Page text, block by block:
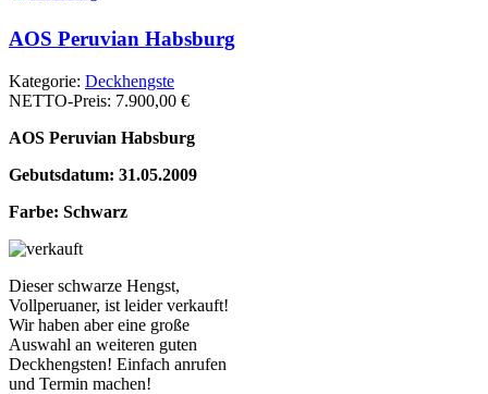
AOS Peruvian Habsburg
Kategorie: Deckhengste
NETTO-Preis: 7.900,00 €
AOS Peruvian Habsburg
Gebutsdatum: 31.05.2009
Farbe: Schwarz
Dieser schwarze Hengst,
Vollperuaner, ist leider verkauft!
Wir haben aber eine große
Auswahl an weiteren guten
Deckhengsten! Einfach anrufen
und Termin machen!